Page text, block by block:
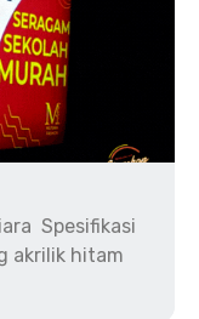
Spesifikasi
akrilik hitam